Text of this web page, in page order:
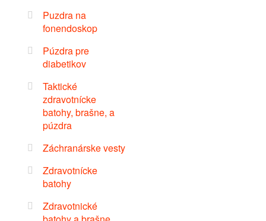
Puzdra na
fonendoskop
Púzdra pre
diabetikov
Taktické
zdravotnícke
batohy, brašne, a
púzdra
Záchranárske vesty
Zdravotnícke
batohy
Zdravotnické